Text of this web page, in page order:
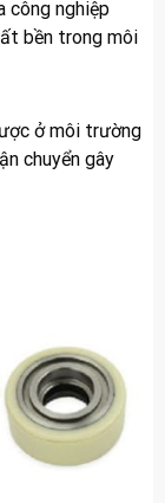
công nghiệp
bền trong môi
ở môi trường
chuyển gây